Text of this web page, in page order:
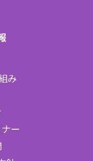
み
ー